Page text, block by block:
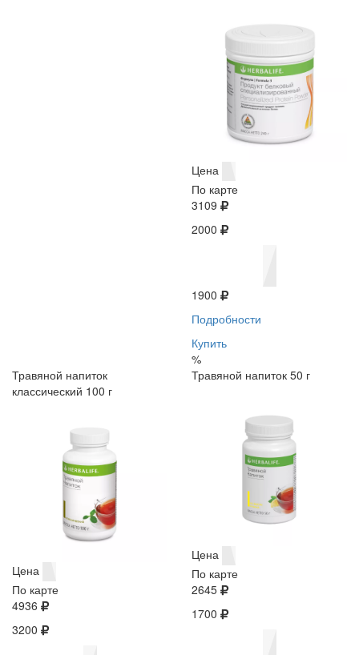
Цена
По карте
3109
2000
1900
Подробности
Купить
%
Травяной напиток
классический 100 г
Цена
По карте
4936
3200
Травяной напиток 50 г
Цена
По карте
2645
1700